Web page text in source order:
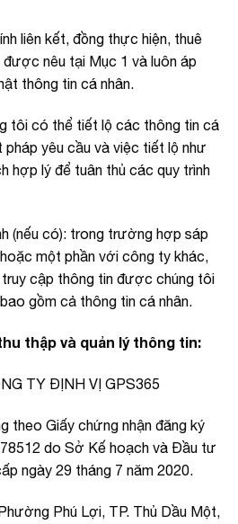
liên kết, đồng thực hiện, thuê
nêu tại Mục 1 và luôn áp
thông tin cá nhân.
tôi có thể tiết lộ các thông tin cá
pháp yêu cầu và việc tiết lộ như
hợp lý để tuân thủ các quy trình
(nếu có): trong trường hợp sáp
một phần với công ty khác,
cập thông tin được chúng tôi
gồm cả thông tin cá nhân.
thập và quản lý thông tin:
TY ĐỊNH VỊ GPS365
theo Giấy chứng nhận đăng ký
do Sở Kế hoạch và Đầu tư
ngày 29 tháng 7 năm 2020.
Phú Lợi, TP. Thủ Dầu Một,